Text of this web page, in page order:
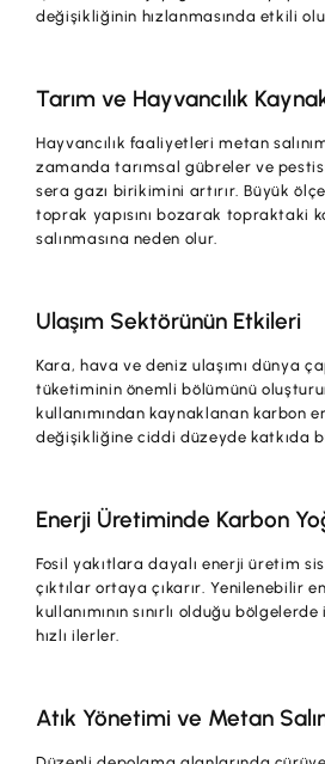
değişikliğinin hızlanmasında etkili
Tarım ve Hayvancılık
Hayvancılık faaliyetleri metan
zamanda tarımsal gübreler ve
sera gazı birikimini artırır. Büyük
toprak yapısını bozarak topraktaki
salınmasına neden olur.
Ulaşım Sektörünün Etkileri
Kara, hava ve deniz ulaşımı dünya
tüketiminin önemli bölümünü
kullanımından kaynaklanan karbon
değişikliğine ciddi düzeyde katkıda
Enerji Üretiminde Karbon
Fosil yakıtlara dayalı enerji üretim
çıktılar ortaya çıkarır. Yenilenebilir
kullanımının sınırlı olduğu
hızlı ilerler.
Atık Yönetimi ve Metan